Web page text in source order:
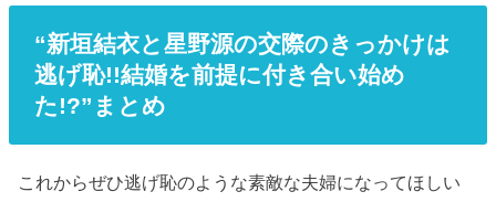
“新垣結衣と星野源の交際のきっかけは
逃げ恥!!結婚を前提に付き合い始め
た!?”まとめ
これからぜひ逃げ恥のような素敵な夫婦になってほしい